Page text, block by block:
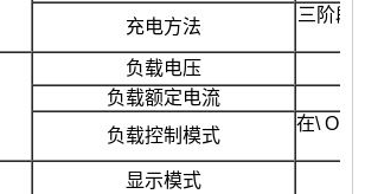
充电方法
三阶段
负载电压
负载额定电流
负载控制模式
在\
显示模式